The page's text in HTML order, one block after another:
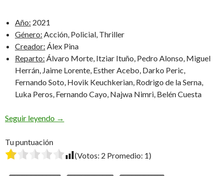
Año: 2021
Género: Acción, Policial, Thriller
Creador: Álex Pina
Reparto: Álvaro Morte, Itziar Ituño, Pedro Alonso, Miguel
Herrán, Jaime Lorente, Esther Acebo, Darko Peric,
Fernando Soto, Hovik Keuchkerian, Rodrigo de la Serna,
Luka Peros, Fernando Cayo, Najwa Nimri, Belén Cuesta
Seguir leyendo La Casa de Papel: Quinta Temporada (Volumen 2)
→
Tu puntuación
(Votos: 2 Promedio: 1)